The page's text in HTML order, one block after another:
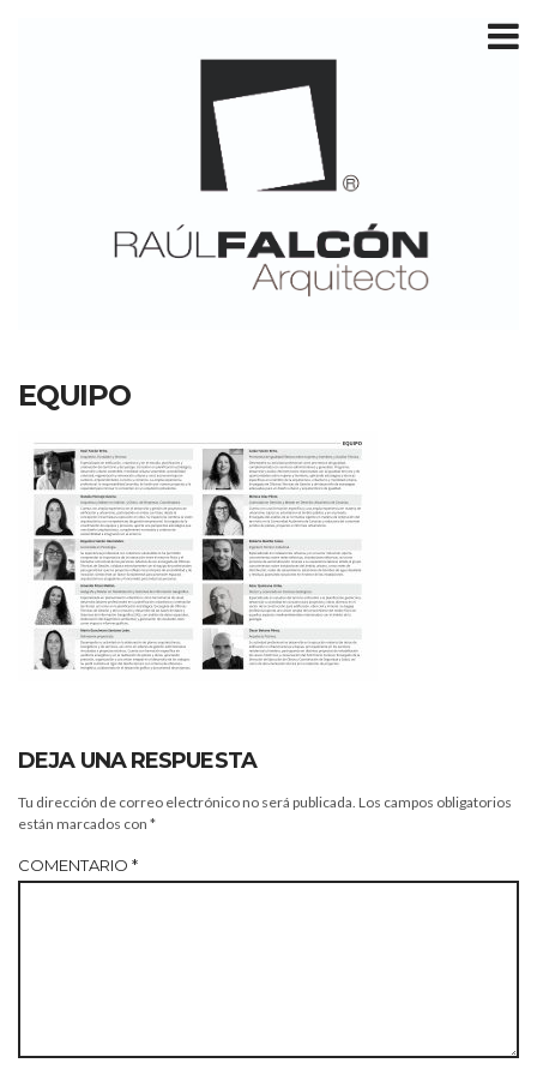
EQUIPO
DEJA UNA RESPUESTA
Tu dirección de correo electrónico no será publicada. Los campos obligatorios
están marcados con *
COMENTARIO *